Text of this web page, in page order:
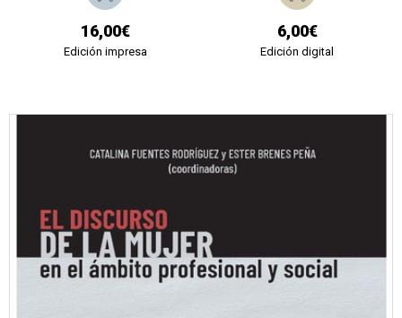
16,00€
Edición impresa
6,00€
Edición digital